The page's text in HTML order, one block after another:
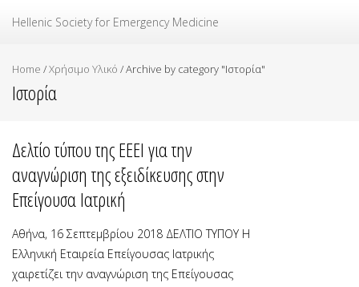
Ελληνική Εταιρεία Επείγουσας Ιατρικής
Hellenic Society for Emergency Medicine
Home /Χρήσιμο Υλικό /Archive by category "Ιστορία"
Ιστορία
Δελτίο τύπου της ΕΕΕΙ για την
αναγνώριση της εξειδίκευσης στην
Επείγουσα Ιατρική
Αθήνα, 16 Σεπτεμβρίου 2018 ΔΕΛΤΙΟ ΤΥΠΟΥ Η
Ελληνική Εταιρεία Επείγουσας Ιατρικής
χαιρετίζει την αναγνώριση της Επείγουσας